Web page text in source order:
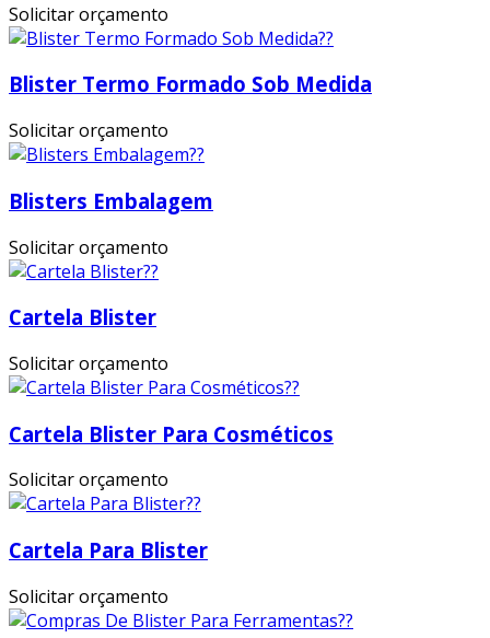
Solicitar orçamento
Blister Termo Formado Sob Medida
Solicitar orçamento
Blisters Embalagem
Solicitar orçamento
Cartela Blister
Solicitar orçamento
Cartela Blister Para Cosméticos
Solicitar orçamento
Cartela Para Blister
Solicitar orçamento